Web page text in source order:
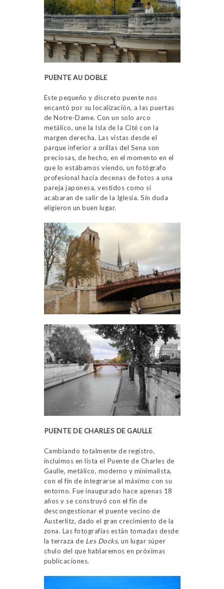
PUENTE AU DOBLE
Este pequeño y discreto puente nos
encantó por su localización, a las puertas
de Notre-Dame. Con un solo arco
metálico, une la Isla de la Cité con la
margen derecha. Las vistas desde el
parque inferior a orillas del Sena son
preciosas, de hecho, en el momento en el
que lo estábamos viendo, un fotógrafo
profesional hacía decenas de fotos a una
pareja japonesa, vestidos como si
acabaran de salir de la Iglesia. Sin duda
eligieron un buen lugar.
PUENTE DE CHARLES DE GAULLE
Cambiando totalmente de registro,
incluimos en lista el Puente de Charles de
Gaulle, metálico, moderno y minimalista,
con el fin de integrarse al máximo con su
entorno. Fue inaugurado hace apenas 18
años y se construyó con el fin de
descongestionar el puente vecino de
Austerlitz, dado el gran crecimiento de la
zona. Las fotografías están tomadas desde
la terraza de Les Docks, un lugar súper
chulo del que hablaremos en próximas
publicaciones.